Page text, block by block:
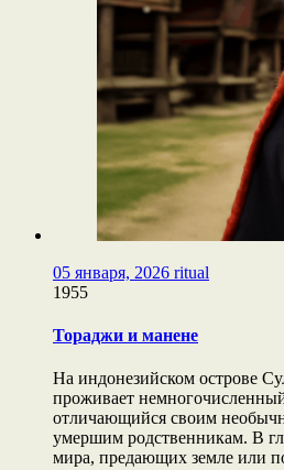
05 января, 2026 ritual
1955
Тораджи и манене
На индонезийском острове
проживает
отличающийся своим
умершим родственникам. В
мира, предающих земле или